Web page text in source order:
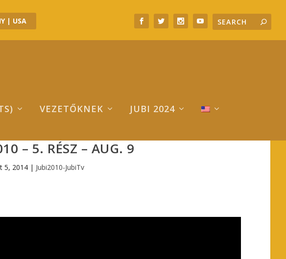
| USA
VEZETŐKNEK JUBI 2024
– 5. RÉSZ – AUG. 9
5, 2014 | Jubi2010-JubiTv